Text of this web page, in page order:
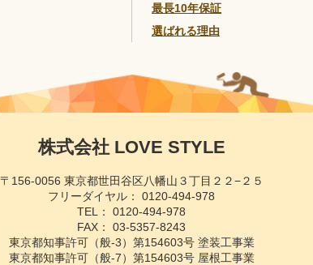
最長10年保証
選ばれる理由
株式会社 LOVE STYLE
〒156-0056 東京都世田谷区八幡山３丁目２２−２５
フリーダイヤル： 0120-494-978
TEL： 0120-494-978
FAX： 03-5357-8243
東京都知事許可（般-3） 第154603号 塗装工事業
東京都知事許可（般-7） 第154603号 屋根工事業